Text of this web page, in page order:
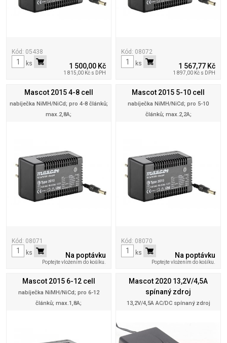
Kód: 05438
1 500,00 Kč
1 815,00 Kč s DPH
ks
Kód: 08072
1 567,77 Kč
1 897,00 Kč s DPH
ks
Mascot 2015 4-8 cell
nabíječka NiMH/NiCd; pro 4-8 článků;
max.2,8A;
Kód: 08071
Na poptávku
Poptejte vložením do košíku.
ks
Mascot 2015 5-10 cell
nabíječka NiMH/NiCd; pro 5-10
článků; max.2,2A;
Kód: 08070
Na poptávku
Poptejte vložením do košíku.
ks
Mascot 2015 6-12 cell
nabíječka NiMH/NiCd; pro 6-12
článků; max.1,8A;
Mascot 2020 13,2V/4,5A
spínaný zdroj
13,2V/4,5A AC/DC spínaný zdroj